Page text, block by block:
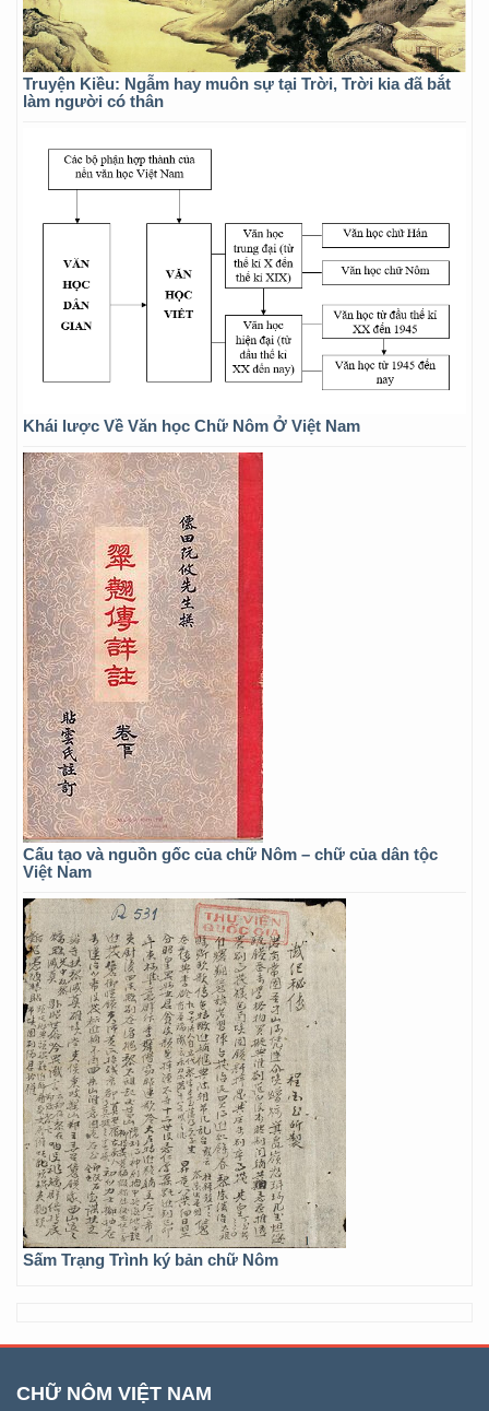
Truyện Kiều: Ngẫm hay muôn sự tại Trời, Trời kia đã bắt
làm người có thân
Khái lược Về Văn học Chữ Nôm Ở Việt Nam
Cấu tạo và nguồn gốc của chữ Nôm – chữ của dân tộc
Việt Nam
Sấm Trạng Trình ký bản chữ Nôm
CHỮ NÔM VIỆT NAM